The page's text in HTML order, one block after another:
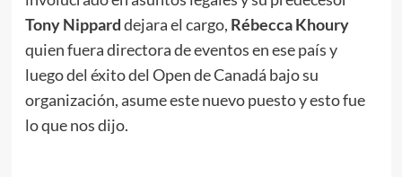
Tony Nipparddejara el cargo, Rébecca Khoury
quien fuera directora de eventos en ese país y
luego del éxito del Open de Canadá bajo su
organización, asume este nuevo puesto y esto fue
lo que nos dijo.